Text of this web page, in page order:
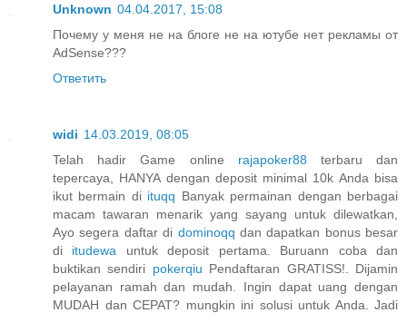
Unknown 04.04.2017, 15:08
Почему у меня не на блоге не на ютубе нет рекламы от
AdSense???
Ответить
widi 14.03.2019, 08:05
Telah hadir Game online rajapoker88 terbaru dan
tepercaya, HANYA dengan deposit minimal 10k Anda bisa
ikut bermain di ituqq Banyak permainan dengan berbagai
macam tawaran menarik yang sayang untuk dilewatkan,
Ayo segera daftar di dominoqq dan dapatkan bonus besar
di itudewa untuk deposit pertama. Buruann coba dan
buktikan sendiri pokerqiu Pendaftaran GRATISS!. Dijamin
pelayanan ramah dan mudah. Ingin dapat uang dengan
MUDAH dan CEPAT? mungkin ini solusi untuk Anda. Jadi